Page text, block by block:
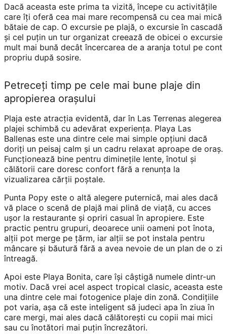
Dacă aceasta este prima ta vizită, începe cu activitățile
care îți oferă cea mai mare recompensă cu cea mai mică
bătaie de cap. O excursie pe plajă, o excursie în cascadă
și cel puțin un tur organizat creează de obicei o excursie
mult mai bună decât încercarea de a aranja totul pe cont
propriu după sosire.
Petreceți timp pe cele mai bune plaje din
apropierea orașului
Plaja este atracția evidentă, dar în Las Terrenas alegerea
plajei schimbă cu adevărat experiența. Playa Las
Ballenas este una dintre cele mai simple opțiuni dacă
doriți un peisaj calm și un cadru relaxat aproape de oraș.
Funcționează bine pentru diminețile lente, înotul și
călătorii care doresc confort fără a renunța la
vizualizarea cărții poștale.
Punta Popy este o altă alegere puternică, mai ales dacă
vă place o scenă de plajă mai plină de viață, cu acces
ușor la restaurante și opriri casual în apropiere. Este
practic pentru grupuri, deoarece unii oameni pot înota,
alții pot merge pe țărm, iar alții se pot instala pentru
mâncare și băutură fără a avea nevoie de un plan de o zi
întreagă.
Apoi este Playa Bonita, care își câștigă numele dintr-un
motiv. Dacă vrei acel aspect tropical clasic, aceasta este
una dintre cele mai fotogenice plaje din zonă. Condițiile
pot varia, așa că este inteligent să judeci apa în ziua în
care mergi, mai ales dacă călătorești cu copii mai mici
sau cu înotători mai puțin încrezători.